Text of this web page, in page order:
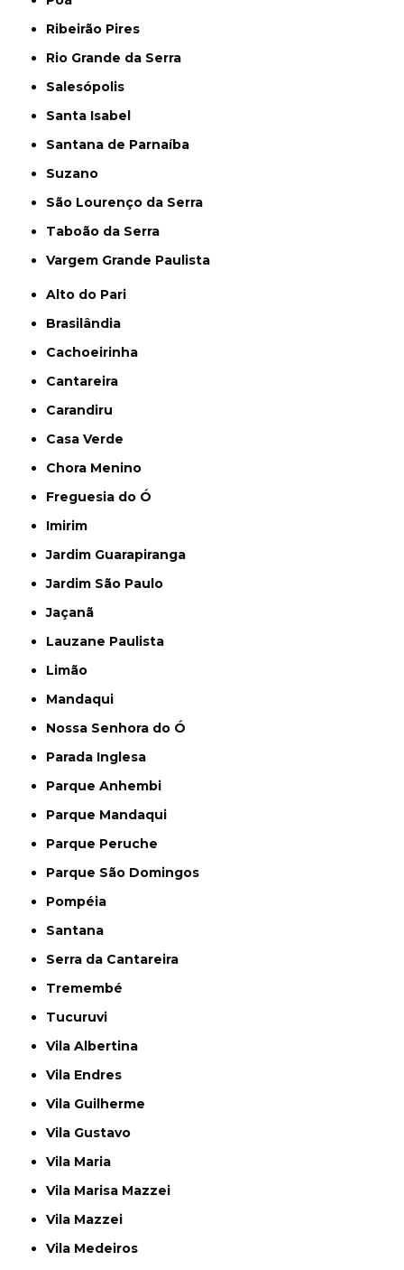
Ribeirão Pires
Rio Grande da Serra
Salesópolis
Santa Isabel
Santana de Parnaíba
Suzano
São Lourenço da Serra
Taboão da Serra
Vargem Grande Paulista
Alto do Pari
Brasilândia
Cachoeirinha
Cantareira
Carandiru
Casa Verde
Chora Menino
Freguesia do Ó
Imirim
Jardim Guarapiranga
Jardim São Paulo
Jaçanã
Lauzane Paulista
Limão
Mandaqui
Nossa Senhora do Ó
Parada Inglesa
Parque Anhembi
Parque Mandaqui
Parque Peruche
Parque São Domingos
Pompéia
Santana
Serra da Cantareira
Tremembé
Tucuruvi
Vila Albertina
Vila Endres
Vila Guilherme
Vila Gustavo
Vila Maria
Vila Marisa Mazzei
Vila Mazzei
Vila Medeiros